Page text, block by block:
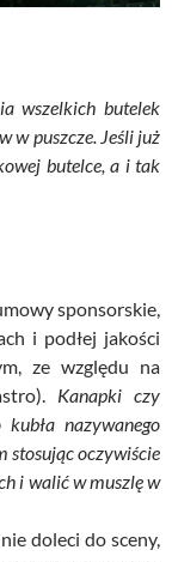
wszelkich butelek
w puszcze. Jeśli już
butelce, a i tak
sponsorskie,
i podłej jakości
ze względu na
Kanapki czy
nazywanego
stosując oczywiście
i walić w muszlę w
doleci do sceny,